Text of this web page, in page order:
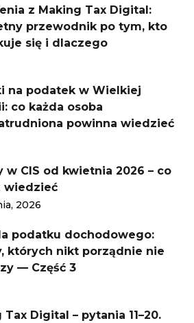
z Making Tax Digital:
przewodnik po tym, kto
się i dlaczego
na podatek w Wielkiej
co każda osoba
powinna wiedzieć
w CIS od kwietnia 2026 – co
wiedzieć
2026
podatku dochodowego:
których nikt porządnie nie
— Część 3
Tax Digital – pytania 11–20.